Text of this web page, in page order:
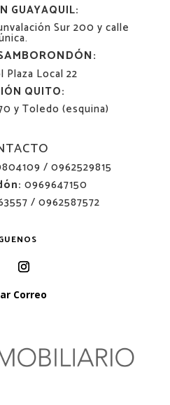
GUAYAQUIL:
Sur 200 y calle
Plaza Local 22
QUITO:
y Toledo (esquina)
/ 0962529815
0969647150
/ 0962587572
Correo